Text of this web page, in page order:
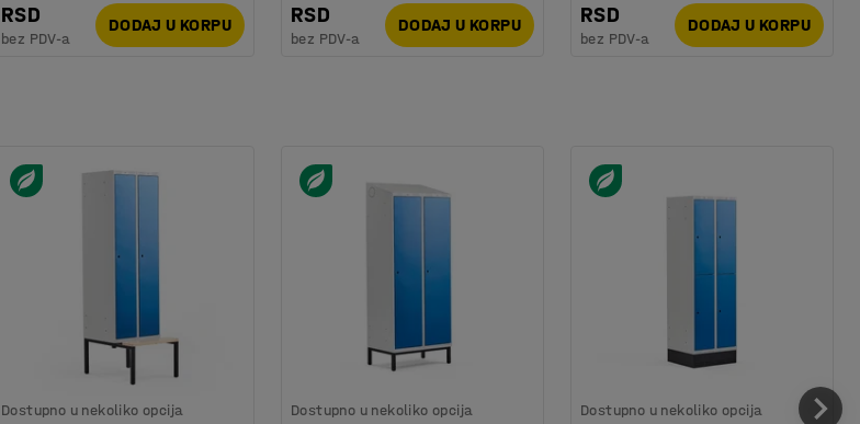
RSD
bez PDV-a
DODAJ U KORPU
RSD
bez PDV-a
DODAJ U KORPU
RSD
bez PDV-a
DODAJ U KORPU
Dostupno u nekoliko opcija Dostupno u nekoliko opcija Dostupno u nekoliko opcija